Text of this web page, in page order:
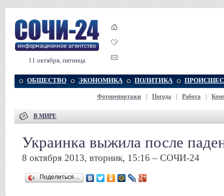
11 октября, пятница
ОБЩЕСТВО ЭКОНОМИКА ПОЛИТИКА
Фоторепортажи Погода Работа
В МИРЕ
Украинка выжила после
8 октября 2013, вторник, 15:16 – СОЧИ-24
Поделиться…